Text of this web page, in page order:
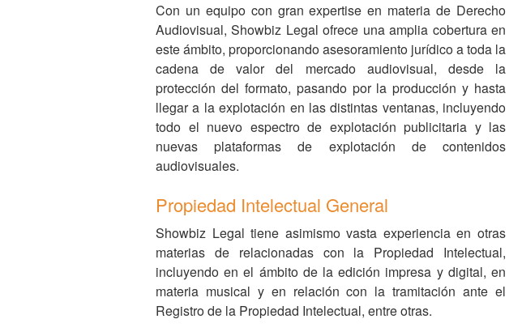
Con un equipo con gran expertise en materia de Derecho
Audiovisual, Showbiz Legal ofrece una amplia cobertura en
este ámbito, proporcionando asesoramiento jurídico a toda la
cadena de valor del mercado audiovisual, desde la
protección del formato, pasando por la producción y hasta
llegar a la explotación en las distintas ventanas, incluyendo
todo el nuevo espectro de explotación publicitaria y las
nuevas plataformas de explotación de contenidos
audiovisuales.
Propiedad Intelectual General
Showbiz Legal tiene asimismo vasta experiencia en otras
materias de relacionadas con la Propiedad Intelectual,
incluyendo en el ámbito de la edición impresa y digital, en
materia musical y en relación con la tramitación ante el
Registro de la Propiedad Intelectual, entre otras.